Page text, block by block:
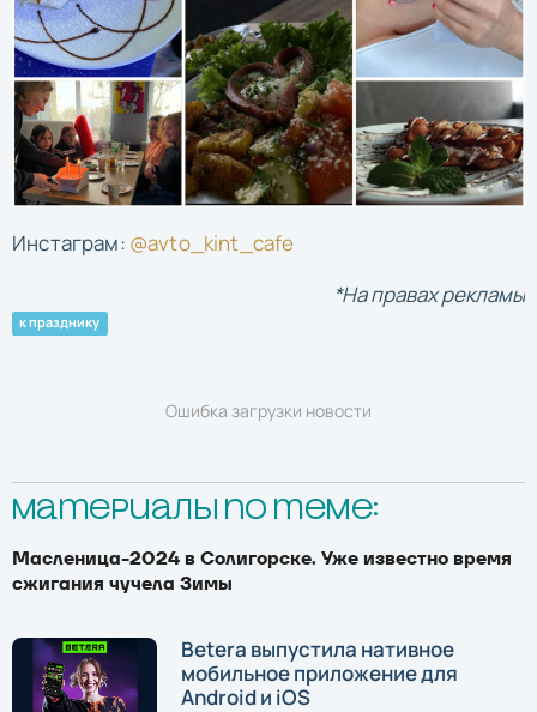
Инстаграм: @avto_kint_cafe
*На правах рекламы
к празднику
Ошибка загрузки новости
Материалы по теме:
Масленица-2024 в Солигорске. Уже известно время
сжигания чучела Зимы
Betera выпустила нативное
мобильное приложение для
Android и iOS